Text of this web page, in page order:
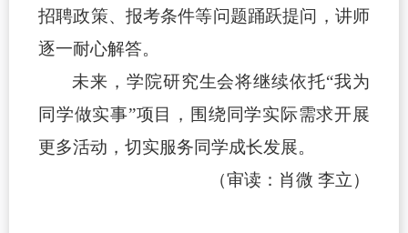
招聘政策、报考条件等问题踊跃提问，讲师
逐一耐心解答。
未来，学院研究生会将继续依托“我为
同学做实事”项目，围绕同学实际需求开展
更多活动，切实服务同学成长发展。
（审读：肖微 李立）